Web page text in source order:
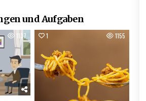
und Aufgaben
1137 1 1155